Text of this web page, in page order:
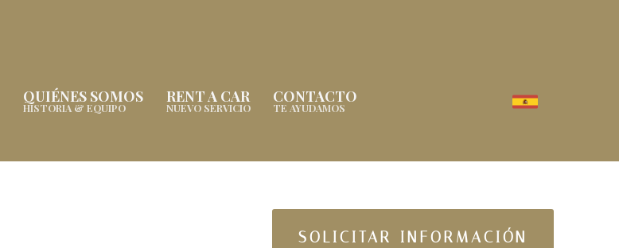
QUIÉNES SOMOS
HISTORIA & EQUIPO
RENT A CAR
NUEVO SERVICIO
CONTACTO
TE AYUDAMOS
SOLICITAR INFORMACIÓN